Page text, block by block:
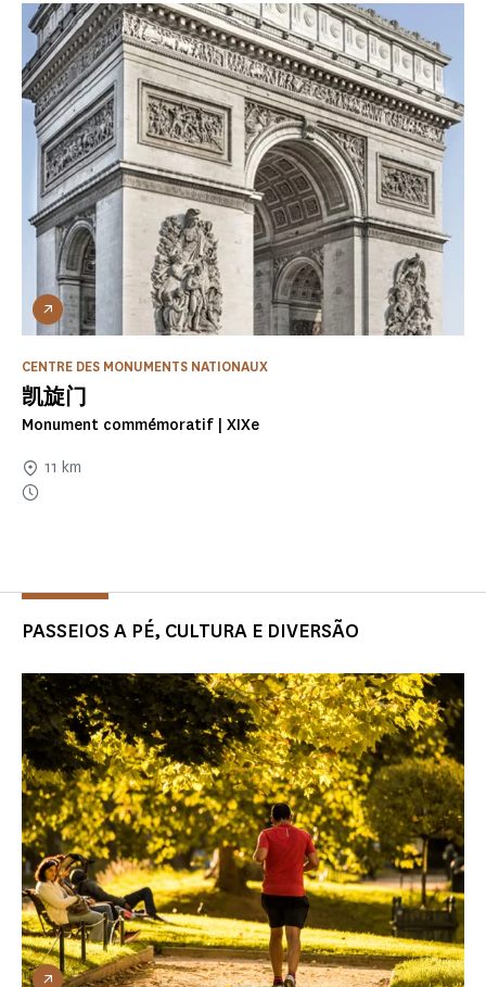
凯旋门
CENTRE DES MONUMENTS NATIONAUX
Monument commémoratif | XIXe
11 km
PASSEIOS A PÉ, CULTURA E DIVERSÃO